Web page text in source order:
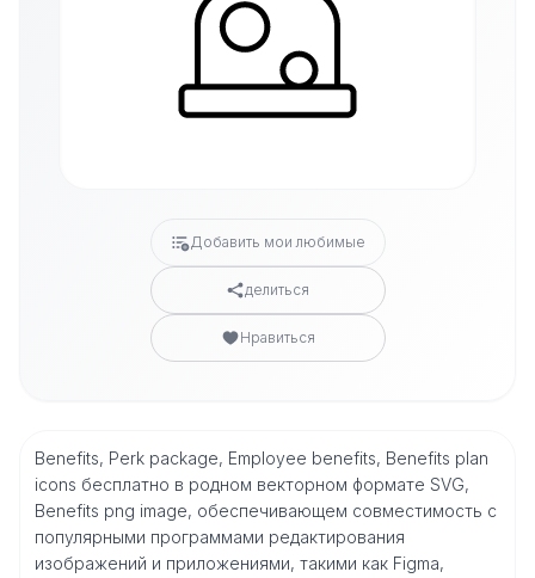
Добавить мои любимые
делиться
Нравиться
Benefits, Perk package, Employee benefits, Benefits plan
icons бесплатно в родном векторном формате SVG,
Benefits png image, обеспечивающем совместимость с
популярными программами редактирования
изображений и приложениями, такими как Figma,